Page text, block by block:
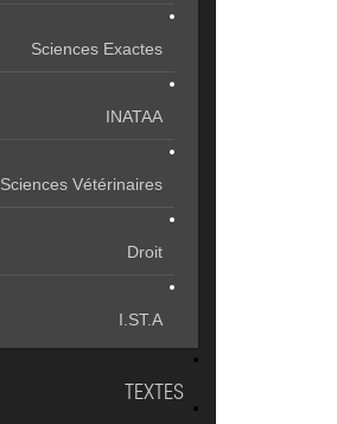
Sciences Exactes
INATAA
Sciences Vétérinaires
Droit
I.ST.A
TEXTES